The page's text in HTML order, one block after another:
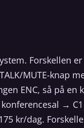
Forskellen
MUTE-knap
ENC, så på en
→
kr/dag.